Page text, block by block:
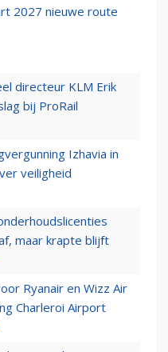
2027 nieuwe route
directeur KLM Erik
bij ProRail
Izhavia in
veiligheid
maar krapte blijft
Ryanair en Wizz Air
Charleroi Airport